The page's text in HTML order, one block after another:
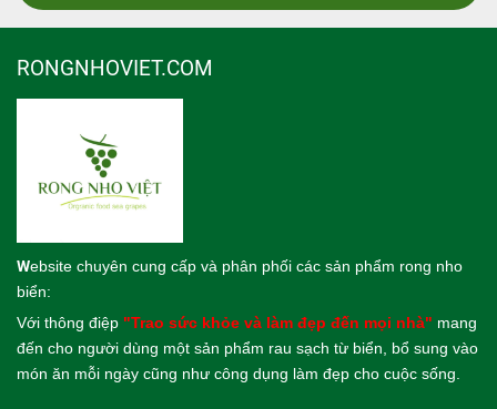
RONGNHOVIET.COM
Website chuyên cung cấp và phân phối các sản phẩm rong nho
biển:
Với thông điệp "Trao sức khỏe và làm đẹp đến mọi nhà" mang
đến cho người dùng một sản phẩm rau sạch từ biển, bổ sung vào
món ăn mỗi ngày cũng như công dụng làm đẹp cho cuộc sống.